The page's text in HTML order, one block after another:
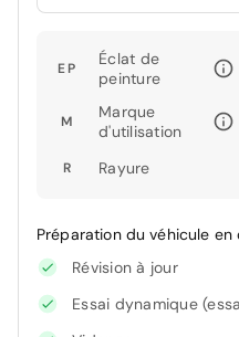
EP
Éclat de
peinture
M
Marque
d'utilisation
R Rayure
Préparation du véhicule
Révision à jour
Essai dynamique